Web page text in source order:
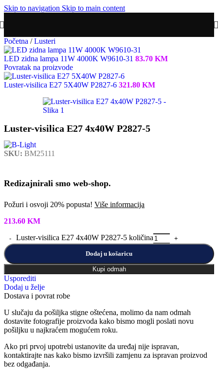
Skip to navigation Skip to main content
Početna / Lusteri
LED zidna lampa 11W 4000K W9610-31 83.70 KM
Povratak na proizvode
Luster-visilica E27 5X40W P2827-6 321.80 KM
Luster-visilica E27 4x40W P2827-5
SKU: BM25111
Redizajnirali smo web-shop.
Požuri i osvoji 20% popusta! Više informacija
213.60 KM
Luster-visilica E27 4x40W P2827-5 količina
Dodaj u košaricu
Kupi odmah
Usporediti
Dodaj u želje
Dostava i povrat robe
U slučaju da pošiljka stigne oštećena, molimo da nam odmah
dostavite fotografije proizvoda kako bismo mogli poslati novu
pošiljku u najkraćem mogućem roku.
Ako pri prvoj upotrebi ustanovite da uređaj nije ispravan,
kontaktirajte nas kako bismo izvršili zamjenu za ispravan proizvod
bez odgađanja.